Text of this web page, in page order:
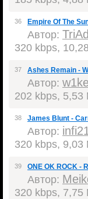
36 Empire Of The
Автор:
320 kbps,
37 Ashes Remain -
Автор:
202 kbps,
38 James Blunt -
Автор:
320 kbps,
39 ONE OK ROCK -
Автор:
320 kbps,